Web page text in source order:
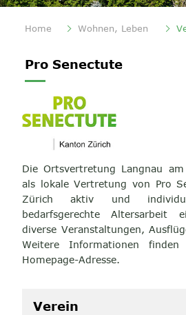
Home Wohnen, Leben
Inhalt
Pro Senectute
Die Ortsvertretung Langnau
als lokale Vertretung von Pro
Zürich aktiv und
bedarfsgerechte Altersarbeit
diverse Veranstaltungen,
Weitere Informationen
Homepage-Adresse.
Verein